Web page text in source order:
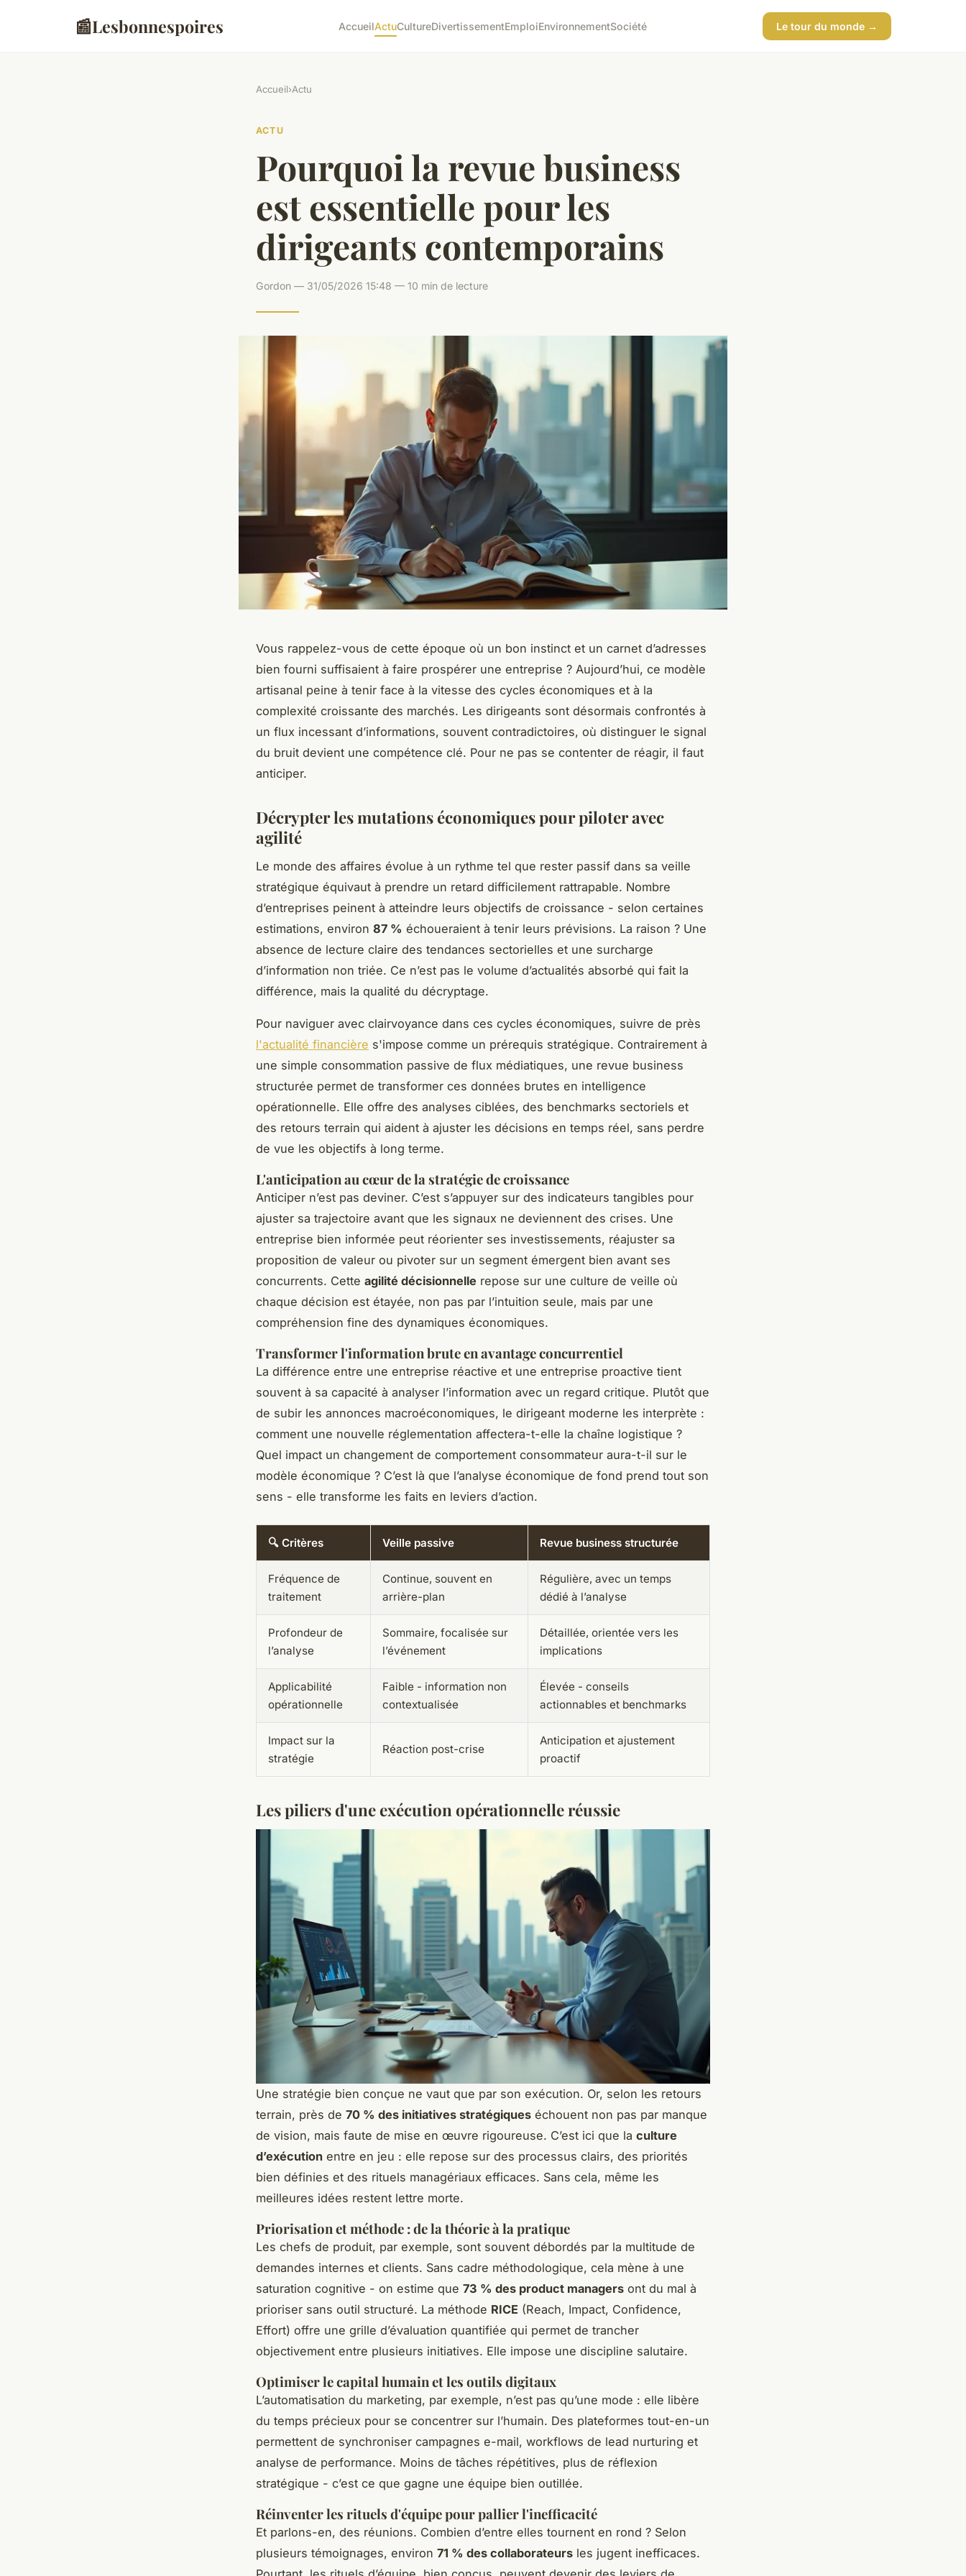
📰Lesbonnespoires AccueilActuCultureDivertissementEmploiEnvironnementSociété Le tour du monde →
Accueil›Actu
ACTU
Pourquoi la revue business
est essentielle pour les
dirigeants contemporains
Gordon — 31/05/2026 15:48 — 10 min de lecture
Vous rappelez-vous de cette époque où un bon instinct et un carnet d’adresses
bien fourni suffisaient à faire prospérer une entreprise ? Aujourd’hui, ce modèle
artisanal peine à tenir face à la vitesse des cycles économiques et à la
complexité croissante des marchés. Les dirigeants sont désormais confrontés à
un flux incessant d’informations, souvent contradictoires, où distinguer le signal
du bruit devient une compétence clé. Pour ne pas se contenter de réagir, il faut
anticiper.
Décrypter les mutations économiques pour piloter avec
agilité
Le monde des affaires évolue à un rythme tel que rester passif dans sa veille
stratégique équivaut à prendre un retard difficilement rattrapable. Nombre
d’entreprises peinent à atteindre leurs objectifs de croissance - selon certaines
estimations, environ 87 % échoueraient à tenir leurs prévisions. La raison ? Une
absence de lecture claire des tendances sectorielles et une surcharge
d’information non triée. Ce n’est pas le volume d’actualités absorbé qui fait la
différence, mais la qualité du décryptage.
Pour naviguer avec clairvoyance dans ces cycles économiques, suivre de près
l'actualité financière s'impose comme un prérequis stratégique. Contrairement à
une simple consommation passive de flux médiatiques, une revue business
structurée permet de transformer ces données brutes en intelligence
opérationnelle. Elle offre des analyses ciblées, des benchmarks sectoriels et
des retours terrain qui aident à ajuster les décisions en temps réel, sans perdre
de vue les objectifs à long terme.
L'anticipation au cœur de la stratégie de croissance
Anticiper n’est pas deviner. C’est s’appuyer sur des indicateurs tangibles pour
ajuster sa trajectoire avant que les signaux ne deviennent des crises. Une
entreprise bien informée peut réorienter ses investissements, réajuster sa
proposition de valeur ou pivoter sur un segment émergent bien avant ses
concurrents. Cette agilité décisionnelle repose sur une culture de veille où
chaque décision est étayée, non pas par l’intuition seule, mais par une
compréhension fine des dynamiques économiques.
Transformer l'information brute en avantage concurrentiel
La différence entre une entreprise réactive et une entreprise proactive tient
souvent à sa capacité à analyser l’information avec un regard critique. Plutôt que
de subir les annonces macroéconomiques, le dirigeant moderne les interprète :
comment une nouvelle réglementation affectera-t-elle la chaîne logistique ?
Quel impact un changement de comportement consommateur aura-t-il sur le
modèle économique ? C’est là que l’analyse économique de fond prend tout son
sens - elle transforme les faits en leviers d’action.
🔍 Critères Veille passive Revue business structurée
Fréquence de
traitement
Continue, souvent en
arrière-plan
Régulière, avec un temps
dédié à l’analyse
Profondeur de
l’analyse
Sommaire, focalisée sur
l’événement
Détaillée, orientée vers les
implications
Applicabilité
opérationnelle
Faible - information non
contextualisée
Élevée - conseils
actionnables et benchmarks
Impact sur la
stratégie
Réaction post-crise
Anticipation et ajustement
proactif
Les piliers d'une exécution opérationnelle réussie
Une stratégie bien conçue ne vaut que par son exécution. Or, selon les retours
terrain, près de 70 % des initiatives stratégiques échouent non pas par manque
de vision, mais faute de mise en œuvre rigoureuse. C’est ici que la culture
d’exécution entre en jeu : elle repose sur des processus clairs, des priorités
bien définies et des rituels managériaux efficaces. Sans cela, même les
meilleures idées restent lettre morte.
Priorisation et méthode : de la théorie à la pratique
Les chefs de produit, par exemple, sont souvent débordés par la multitude de
demandes internes et clients. Sans cadre méthodologique, cela mène à une
saturation cognitive - on estime que 73 % des product managers ont du mal à
prioriser sans outil structuré. La méthode RICE (Reach, Impact, Confidence,
Effort) offre une grille d’évaluation quantifiée qui permet de trancher
objectivement entre plusieurs initiatives. Elle impose une discipline salutaire.
Optimiser le capital humain et les outils digitaux
L’automatisation du marketing, par exemple, n’est pas qu’une mode : elle libère
du temps précieux pour se concentrer sur l’humain. Des plateformes tout-en-un
permettent de synchroniser campagnes e-mail, workflows de lead nurturing et
analyse de performance. Moins de tâches répétitives, plus de réflexion
stratégique - c’est ce que gagne une équipe bien outillée.
Réinventer les rituels d'équipe pour pallier l'inefficacité
Et parlons-en, des réunions. Combien d’entre elles tournent en rond ? Selon
plusieurs témoignages, environ 71 % des collaborateurs les jugent inefficaces.